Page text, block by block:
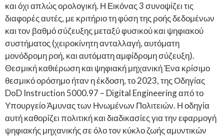
και όχι απλώς ορολογική. Η Εικόνας 3 συνοψίζει τις
διαφορές αυτές, με κριτήριο τη φύση της ροής δεδομένων
και τον βαθμό σύζευξης μεταξύ φυσικού και ψηφιακού
συστήματος (χειροκίνητη ανταλλαγή, αυτόματη
μονόδρομη ροή, και αυτόματη αμφίδρομη σύζευξη).
Θεσμική καθιέρωση και ψηφιακή μηχανική Ένα κρίσιμο
θεσμικό ορόσημο ήταν η έκδοση, το 2023, της Οδηγίας
DoD Instruction 5000.97 – Digital Engineering από το
Υπουργείο Άμυνας των Ηνωμένων Πολιτειών. Η οδηγία
αυτή καθορίζει πολιτική και διαδικασίες για την εφαρμογή
ψηφιακής μηχανικής σε όλο τον κύκλο ζωής αμυντικών